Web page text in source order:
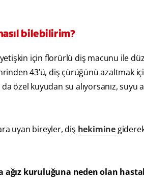
bilebilirim?
için florürlü diş macunu ile
43’ü, diş çürüğünü azaltmak
özel kuyudan su alıyorsanız,
uyan bireyler, diş hekimine
kuruluğuna neden olan